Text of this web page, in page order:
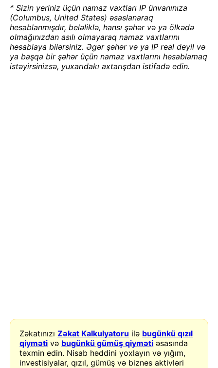
* Sizin yeriniz üçün namaz vaxtları IP ünvanınıza
(Columbus, United States) əsaslanaraq
hesablanmışdır, beləliklə, hansı şəhər və ya ölkədə
olmağınızdan asılı olmayaraq namaz vaxtlarını
hesablaya bilərsiniz. Əgər şəhər və ya IP real deyil və
ya başqa bir şəhər üçün namaz vaxtlarını hesablamaq
istəyirsinizsə, yuxarıdakı axtarışdan istifadə edin.
ZəkatınızıZəkat Kalkulyatoru ilə bugünkü qızıl
qiyməti və bugünkü gümüş qiyməti əsasında
təxmin edin. Nisab həddini yoxlayın və yığım,
investisiyalar, qızıl, gümüş və biznes aktivləri